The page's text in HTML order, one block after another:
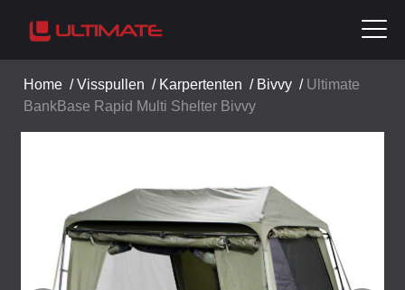
Home /Visspullen / Karpertenten / Bivvy / Ultimate
BankBase Rapid Multi Shelter Bivvy